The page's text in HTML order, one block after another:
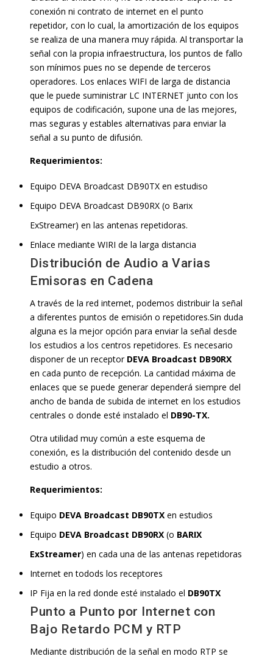
conexión ni contrato de internet en el punto
repetidor, con lo cual, la amortización de los equipos
se realiza de una manera muy rápida. Al transportar la
señal con la propia infraestructura, los puntos de fallo
son mínimos pues no se depende de terceros
operadores. Los enlaces WIFI de larga de distancia
que le puede suministrar LC INTERNET junto con los
equipos de codificación, supone una de las mejores,
mas seguras y estables alternativas para enviar la
señal a su punto de difusión.
Requerimientos:
Equipo DEVA Broadcast DB90TX en estudiso
Equipo DEVA Broadcast DB90RX (o Barix
ExStreamer) en las antenas repetidoras.
Enlace mediante WIRI de la larga distancia
Distribución de Audio a Varias
Emisoras en Cadena
A través de la red internet, podemos distribuir la señal
a diferentes puntos de emisión o repetidores.Sin duda
alguna es la mejor opción para enviar la señal desde
los estudios a los centros repetidores. Es necesario
disponer de un receptor DEVA Broadcast DB90RX
en cada punto de recepción. La cantidad máxima de
enlaces que se puede generar dependerá siempre del
ancho de banda de subida de internet en los estudios
centrales o donde esté instalado el DB90-TX.
Otra utilidad muy común a este esquema de
conexión, es la distribución del contenido desde un
estudio a otros.
Requerimientos:
Equipo DEVA Broadcast DB90TX en estudios
Equipo DEVA Broadcast DB90RX (o BARIX
ExStreamer) en cada una de las antenas repetidoras
Internet en todods los receptores
IP Fija en la red donde esté instalado el DB90TX
Punto a Punto por Internet con
Bajo Retardo PCM y RTP
Mediante distribución de la señal en modo RTP se